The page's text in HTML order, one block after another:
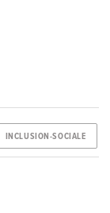
INCLUSION-SOCIALE